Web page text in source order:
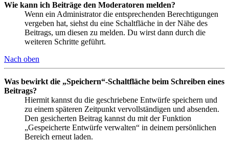
Wie kann ich Beiträge den Moderatoren melden?
Wenn ein Administrator die entsprechenden Berechtigungen
vergeben hat, siehst du eine Schaltfläche in der Nähe des
Beitrags, um diesen zu melden. Du wirst dann durch die
weiteren Schritte geführt.
Nach oben
Was bewirkt die „Speichern“-Schaltfläche beim Schreiben eines
Beitrags?
Hiermit kannst du die geschriebene Entwürfe speichern und
zu einem späteren Zeitpunkt vervollständigen und absenden.
Den gesicherten Beitrag kannst du mit der Funktion
„Gespeicherte Entwürfe verwalten“ in deinem persönlichen
Bereich erneut laden.